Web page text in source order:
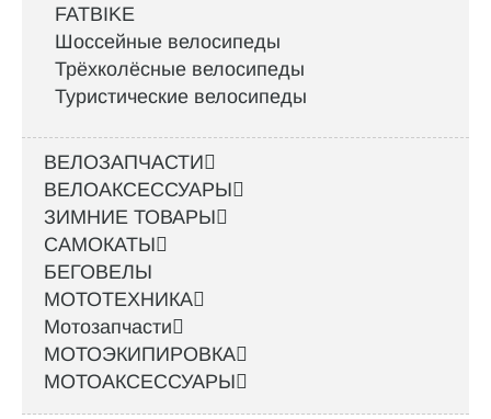
FATBIKE
Шоссейные велосипеды
Трёхколёсные велосипеды
Туристические велосипеды
ВЕЛОЗАПЧАСТИ
ВЕЛОАКСЕССУАРЫ
ЗИМНИЕ ТОВАРЫ
САМОКАТЫ
БЕГОВЕЛЫ
МОТОТЕХНИКА
Мотозапчасти
МОТОЭКИПИРОВКА
МОТОАКСЕССУАРЫ